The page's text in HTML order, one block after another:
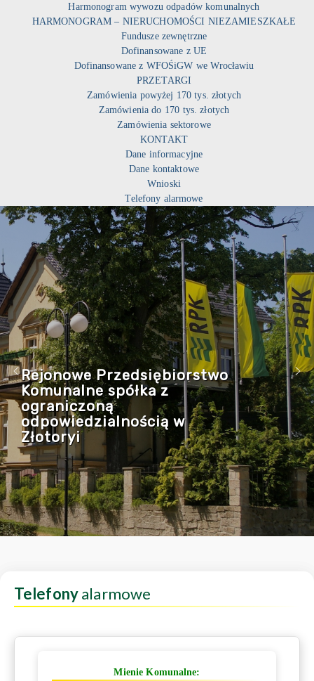
Harmonogram wywozu odpadów komunalnych
HARMONOGRAM – NIERUCHOMOŚCI NIEZAMIESZKAŁE
Fundusze zewnętrzne
Dofinansowane z UE
Dofinansowane z WFOŚiGW we Wrocławiu
PRZETARGI
Zamówienia powyżej 170 tys. złotych
Zamówienia do 170 tys. złotych
Zamówienia sektorowe
KONTAKT
Dane informacyjne
Dane kontaktowe
Wnioski
Telefony alarmowe
Rejonowe Przedsiębiorstwo
Komunalne spółka z
ograniczoną
odpowiedzialnością w
Złotoryi
Telefonyalarmowe
Mienie Komunalne: